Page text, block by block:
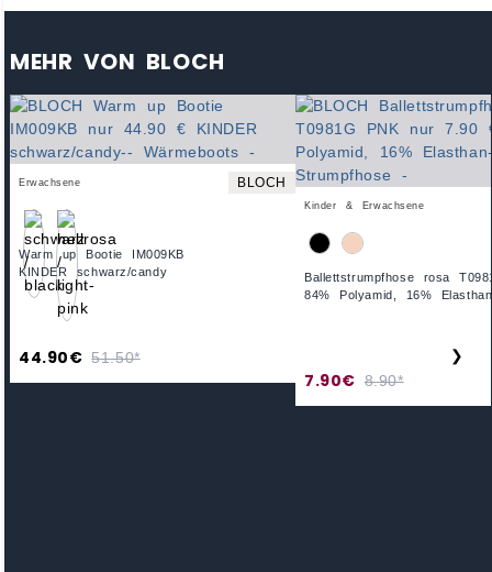
MEHR VON BLOCH
Erwachsene BLOCH
Warm up Bootie IM009KB
KINDER schwarz/candy
44.90€ 51.50*
Kinder & Erwachsene
Ballettstrumpfhose rosa
84% Polyamid, 16% Elasthan
7.90€ 8.90*
❯